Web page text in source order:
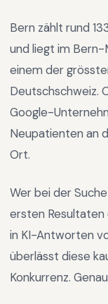
Bern zählt rund
und liegt im Bern-
einem der
Deutschschweiz.
Google-
Neupatienten an
Ort.
Wer bei der
ersten
in KI-Antworten
überlässt diese
Konkurrenz.